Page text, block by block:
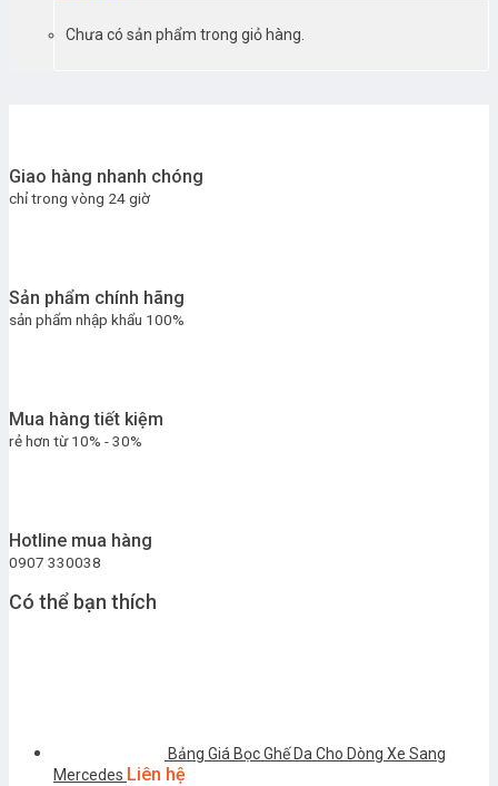
Chưa có sản phẩm trong giỏ hàng.
Giao hàng nhanh chóng
chỉ trong vòng 24 giờ
Sản phẩm chính hãng
sản phẩm nhập khẩu 100%
Mua hàng tiết kiệm
rẻ hơn từ 10% - 30%
Hotline mua hàng
0907 330038
Có thể bạn thích
Bảng Giá Bọc Ghế Da Cho Dòng Xe Sang
Mercedes Liên hệ